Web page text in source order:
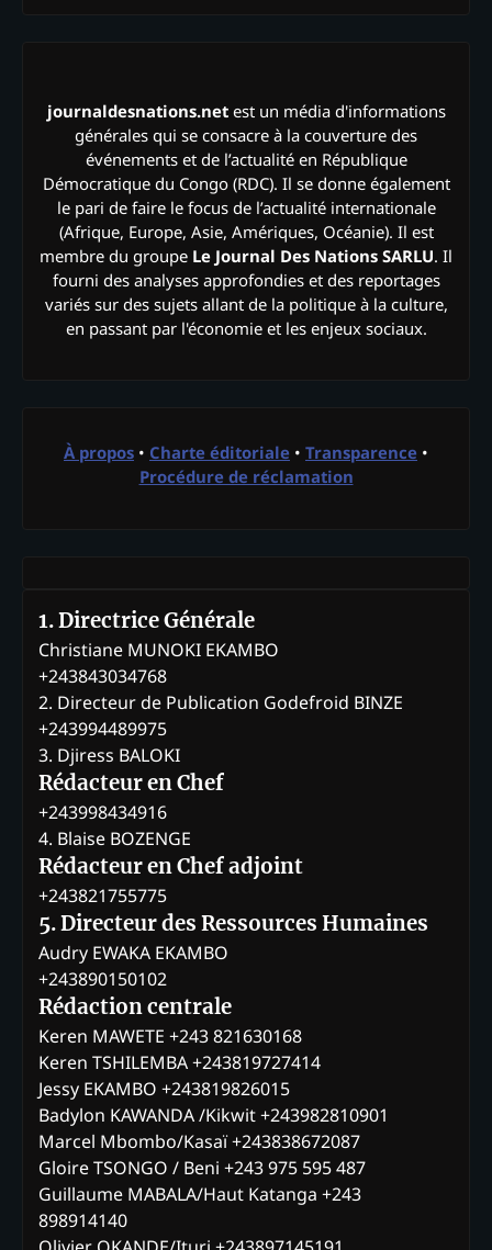
journaldesnations.netest un média d'informations
générales qui se consacre à la couverture des
événements et de l’actualité en République
Démocratique du Congo (RDC). Il se donne également
le pari de faire le focus de l’actualité internationale
(Afrique, Europe, Asie, Amériques, Océanie). Il est
membre du groupe Le Journal Des Nations SARLU. Il
fourni des analyses approfondies et des reportages
variés sur des sujets allant de la politique à la culture,
en passant par l'économie et les enjeux sociaux.
À propos • Charte éditoriale • Transparence •
Procédure de réclamation
1. Directrice Générale
Christiane MUNOKI EKAMBO
+243843034768
2. Directeur de Publication Godefroid BINZE
+243994489975
3. Djiress BALOKI
Rédacteur en Chef
+243998434916
4. Blaise BOZENGE
Rédacteur en Chef adjoint
+243821755775
5. Directeur des Ressources Humaines
Audry EWAKA EKAMBO
+243890150102
Rédaction centrale
Keren MAWETE +243 821630168
Keren TSHILEMBA +243819727414
Jessy EKAMBO +243819826015
Badylon KAWANDA /Kikwit +243982810901
Marcel Mbombo/Kasaï +243838672087
Gloire TSONGO / Beni +243 975 595 487
Guillaume MABALA/Haut Katanga +243
898914140